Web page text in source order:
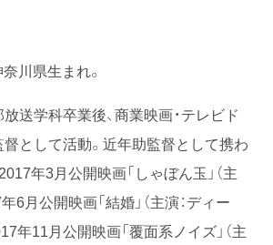
川県生まれ。
送学科卒業後、商業映画・テレビド
として活動。近年助監督として携わ
年3月公開映画「しゃぼん玉」（主
6月公開映画「結婚」（主演：ディー
年11月公開映画「覆面系ノイズ」（主